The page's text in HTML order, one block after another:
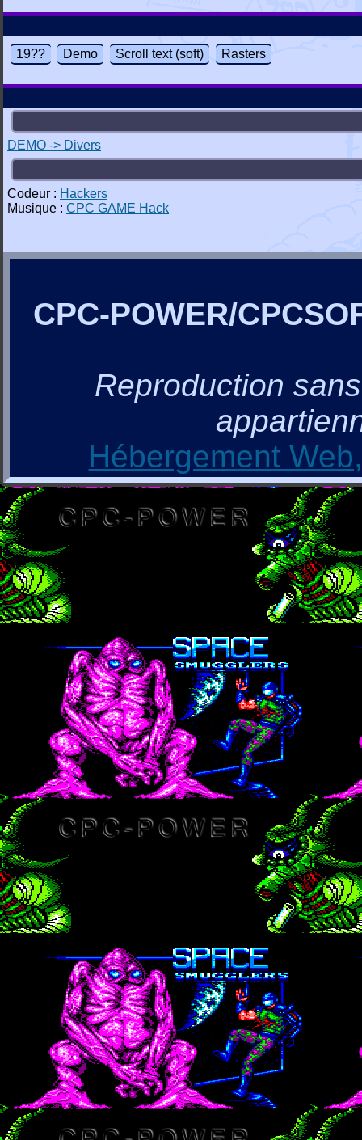
19?? Demo Scroll text (soft) Rasters
DEMO -> Divers
Codeur : Hackers
Musique : CPC GAME Hack
CPC-POWER/
Reproduction
Hébergement